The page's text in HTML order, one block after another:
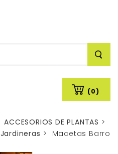
(0)
ACCESORIOS DE PLANTAS >
> Macetas Barro